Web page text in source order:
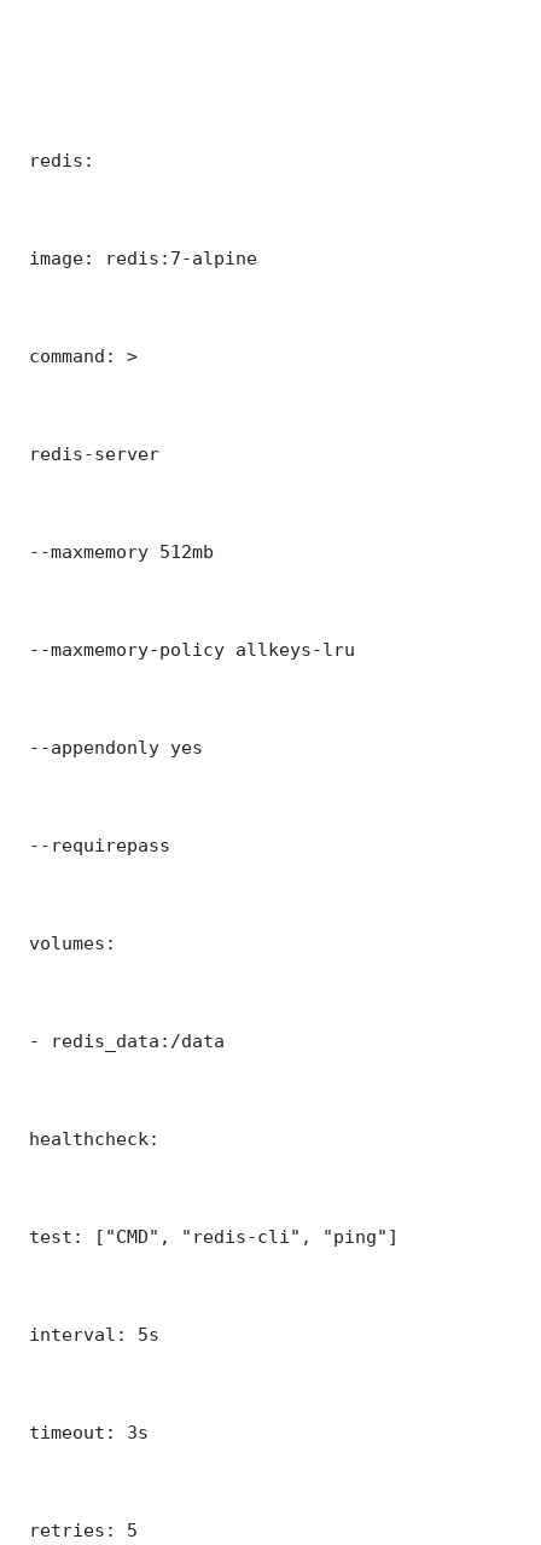
redis:
image: redis:7-alpine
command: >
redis-server
--maxmemory 512mb
--maxmemory-policy allkeys-lru
--appendonly yes
--requirepass
volumes:
- redis_data:/data
healthcheck:
test: ["CMD", "redis-cli", "ping"]
interval: 5s
timeout: 3s
retries: 5